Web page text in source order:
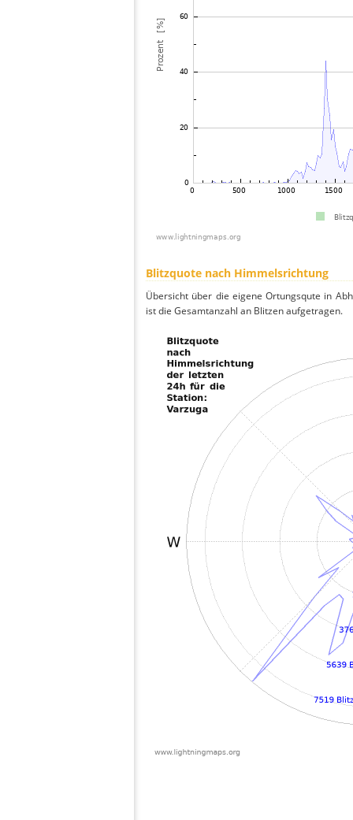
Blitzquote nach Himmelsrichtung
Übersicht über die eigene Ortungsqute in
ist die Gesamtanzahl an Blitzen aufgetragen.